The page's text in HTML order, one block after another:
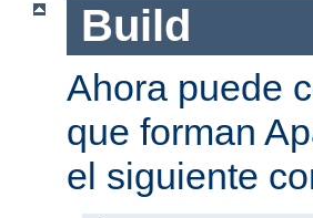
Build
Ahora puede
que forman
el siguiente